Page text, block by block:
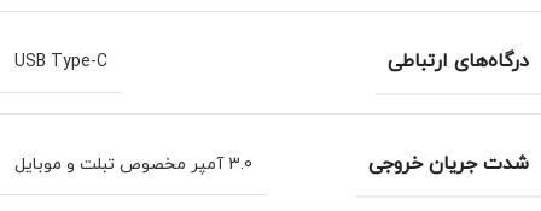
درگاه‌های ارتباطی USB Type-C
شدت جریان خروجی 3.0 آمپر مخصوص تبلت و موبایل